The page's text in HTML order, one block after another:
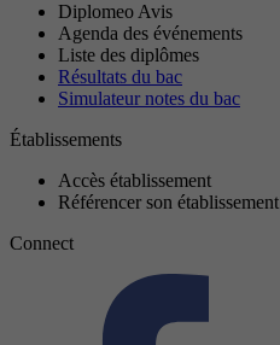
Diplomeo Avis
Agenda des événements
Liste des diplômes
Résultats du bac
Simulateur notes du bac
Établissements
Accès établissement
Référencer son établissement
Connect